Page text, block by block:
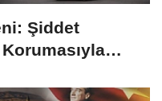
Şiddet